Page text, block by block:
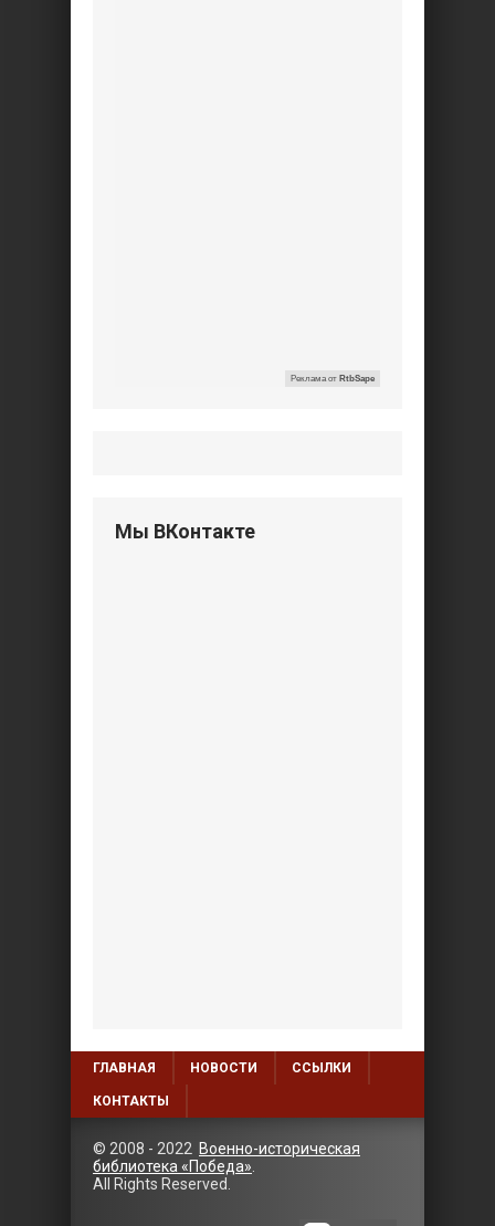
Реклама от RtbSape
Мы ВКонтакте
ГЛАВНАЯ НОВОСТИ ССЫЛКИ
КОНТАКТЫ
© 2008 - 2022 Военно-историческая
библиотека «Победа»
All Rights Reserved.